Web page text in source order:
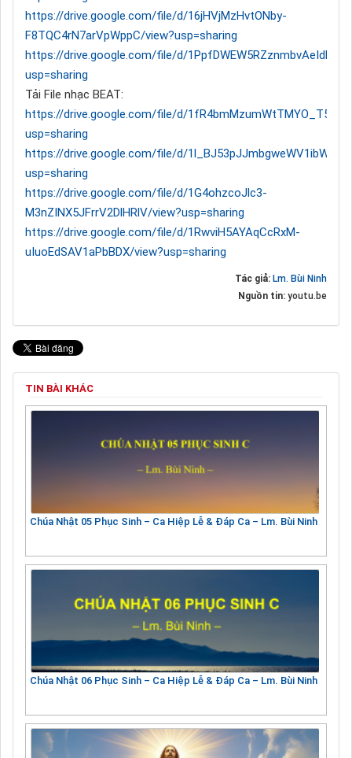
https://drive.google.com/file/d/16jHVjMzHvtONby-
F8TQC4rN7arVpWppC/view?usp=sharing
https://drive.google.com/file/d/
usp=sharing
Tải File nhạc BEAT:
https://drive.google.com/file/d/
usp=sharing
https://drive.google.com/file/d/
usp=sharing
https://drive.google.com/file/d/1G4ohzcoJlc3-
M3nZINX5JFrrV2DlHRlV/view?usp=sharing
https://drive.google.com/file/d/1RwviH5AYAqCcRxM-
uIuoEdSAV1aPbBDX/view?usp=sharing
Tác giả: Lm. Bùi Ninh
Nguồn tin: youtu.be
TIN BÀI KHÁC
Chúa Nhật 05 Phục Sinh – Ca Hiệp Lễ & Đáp Ca – Lm. Bùi Ninh
Chúa Nhật 06 Phục Sinh – Ca Hiệp Lễ & Đáp Ca – Lm. Bùi Ninh